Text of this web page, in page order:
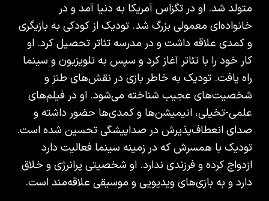
متولد شد. او در تگزاس آمریکا به دنیا آمد و در
خانواده‌ای معمولی بزرگ شد. تودیک از کودکی به بازیگری
و کمدی علاقه داشت و در مدرسه تئاتر تحصیل کرد. او
کار خود را با تئاتر آغاز کرد و سپس به تلویزیون و سینما
راه یافت. تودیک به خاطر بازی در نقش‌های طنز و
شخصیت‌های عجیب شناخته می‌شود. او در فیلم‌های
علمی-تخیلی، انیمیشن‌ها و کمدی‌ها حضور داشته و
صدای انعطاف‌پذیرش در صداپیشگی تحسین شده است.
تودیک با همسرش که در زمینه سینما فعالیت دارد
ازدواج کرده و فرزندی ندارد. او شخصیتی پرانرژی و خلاق
دارد و به بازی‌های ویدیویی و موسیقی علاقه‌مند است.